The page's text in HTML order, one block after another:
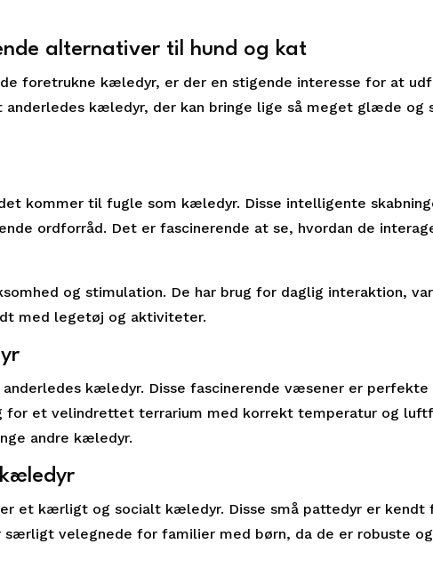
alternativer til hund og kat
foretrukne kæledyr, er der en stigende interesse for at
kæledyr, der kan bringe lige så meget glæde og
kommer til fugle som kæledyr. Disse intelligente
ordforråd. Det er fascinerende at se, hvordan de
og stimulation. De har brug for daglig interaktion,
med legetøj og aktiviteter.
kæledyr. Disse fascinerende væsener er
et velindrettet terrarium med korrekt temperatur og
andre kæledyr.
et kærligt og socialt kæledyr. Disse små pattedyr er kendt
velegnede for familier med børn, da de er robuste